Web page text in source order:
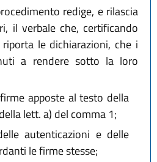
redige, e rilascia
il verbale che, certificando
le dichiarazioni, che i
a rendere sotto la loro
apposte al testo della
lett. a) del comma 1;
autenticazioni e delle
le firme stesse;